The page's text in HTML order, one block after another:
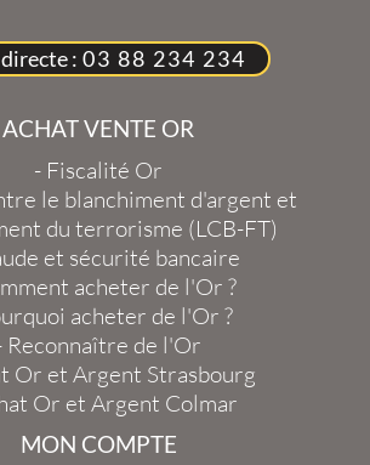
: 03 88 234 234
ACHAT VENTE OR
- Fiscalité Or
le blanchiment d'argent et
du terrorisme (LCB-FT)
et sécurité bancaire
acheter de l'Or ?
acheter de l'Or ?
Reconnaître de l'Or
Or et Argent Strasbourg
Or et Argent Colmar
MON COMPTE